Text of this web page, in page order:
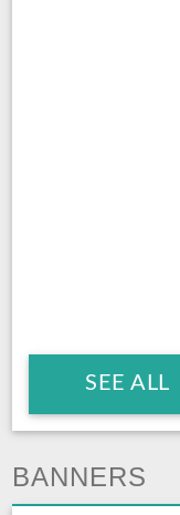
SEE ALL
BANNERS